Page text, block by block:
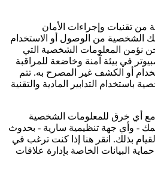
تقنيات وإجراءات الأمان
الشخصية من الوصول أو الاستخدام
نؤمن المعلومات الشخصية التي
في بيئة آمنة وخاضعة للمراقبة
أو الكشف غير المصرح به. تتم
باستخدام التدابير المادية والتقنية
مع أي خرق للمعلومات الشخصية
- وأي جهة تنظيمية سارية - بحدوث
بذلك. انقر هنا إذا كنت ترغب في
البيانات الخاصة بإدارة علاقات